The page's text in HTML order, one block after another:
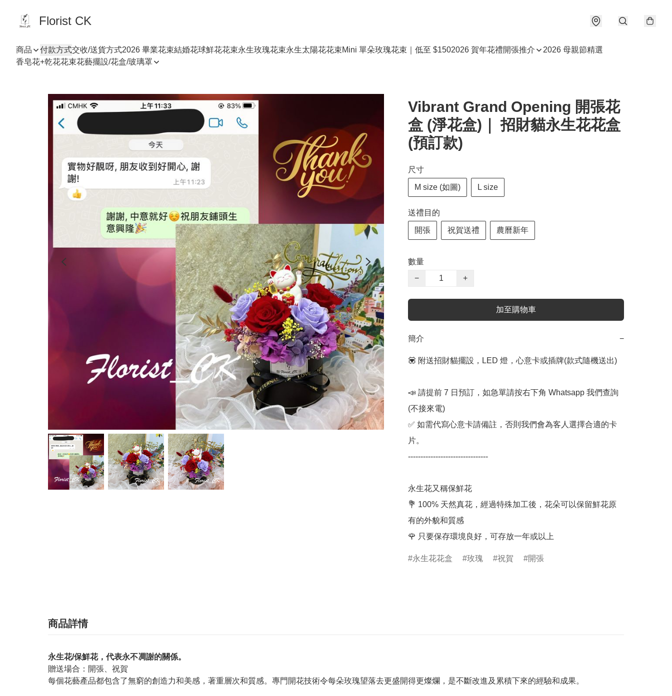
Florist CK
商品 付款方式交收/送貨方式2026 畢業花束結婚花球鮮花花束永生玫瑰花束永生太陽花花束Mini 單朵玫瑰花束｜低至 $1502026 賀年花禮開張推介
2026 母親節精選
香皂花+乾花花束花藝擺設/花盒/玻璃罩
Vibrant Grand Opening 開張花
盒 (淨花盒)｜ 招財貓永生花花盒
(預訂款)
尺寸
M size (如圖) L size
送禮目的
開張 祝賀送禮 農曆新年
數量
−
+
加至購物車
簡介 −
💟 附送招財貓擺設，LED 燈，心意卡或插牌(款式隨機送出)
📣 請提前 7 日預訂，如急單請按右下角 Whatsapp 我們查詢
(不接來電)
✅ 如需代寫心意卡請備註，否則我們會為客人選擇合適的卡
片。
--------------------------------
永生花又稱保鮮花
💐 100% 天然真花，經過特殊加工後，花朵可以保留鮮花原
有的外貌和質感
🌹 只要保存環境良好，可存放一年或以上
永生花花盒 玫瑰 祝賀 開張
商品詳情
永生花/保鮮花，代表永不凋謝的關係。
贈送場合：開張、祝賀
每個花藝產品都包含了無窮的創造力和美感，著重層次和質感。專門開花技術令每朵玫瑰望落去更盛開得更燦爛，是不斷改進及累積下來的經驗和成果。